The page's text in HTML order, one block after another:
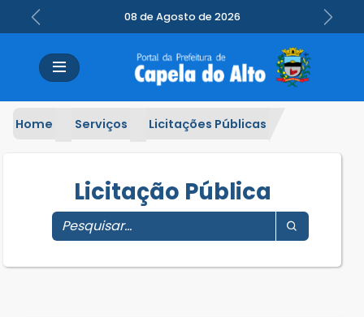
08 de Agosto de 2026
Previous Next
Home Serviços Licitações Públicas
Licitação Pública